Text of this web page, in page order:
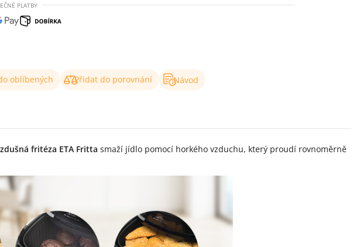
PLATBY
oblíbených Přidat do porovnání Návod
fritéza ETA Fritta smaží jídlo pomocí horkého vzduchu, který proudí rovnoměrně